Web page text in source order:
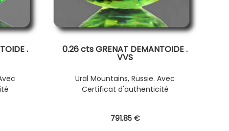
. 0.26 cts GRENAT DEMANTOIDE .
VVS
Ural Mountains, Russie. Avec
Certificat d'authenticité
791.85 €